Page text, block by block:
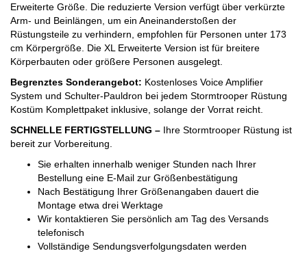
Erweiterte Größe. Die reduzierte Version verfügt über verkürzte
Arm- und Beinlängen, um ein Aneinanderstoßen der
Rüstungsteile zu verhindern, empfohlen für Personen unter 173
cm Körpergröße. Die XL Erweiterte Version ist für breitere
Körperbauten oder größere Personen ausgelegt.
Begrenztes Sonderangebot: Kostenloses Voice Amplifier
System und Schulter-Pauldron bei jedem Stormtrooper Rüstung
Kostüm Komplettpaket inklusive, solange der Vorrat reicht.
SCHNELLE FERTIGSTELLUNG – Ihre Stormtrooper Rüstung ist
bereit zur Vorbereitung.
Sie erhalten innerhalb weniger Stunden nach Ihrer
Bestellung eine E-Mail zur Größenbestätigung
Nach Bestätigung Ihrer Größenangaben dauert die
Montage etwa drei Werktage
Wir kontaktieren Sie persönlich am Tag des Versands
telefonisch
Vollständige Sendungsverfolgungsdaten werden